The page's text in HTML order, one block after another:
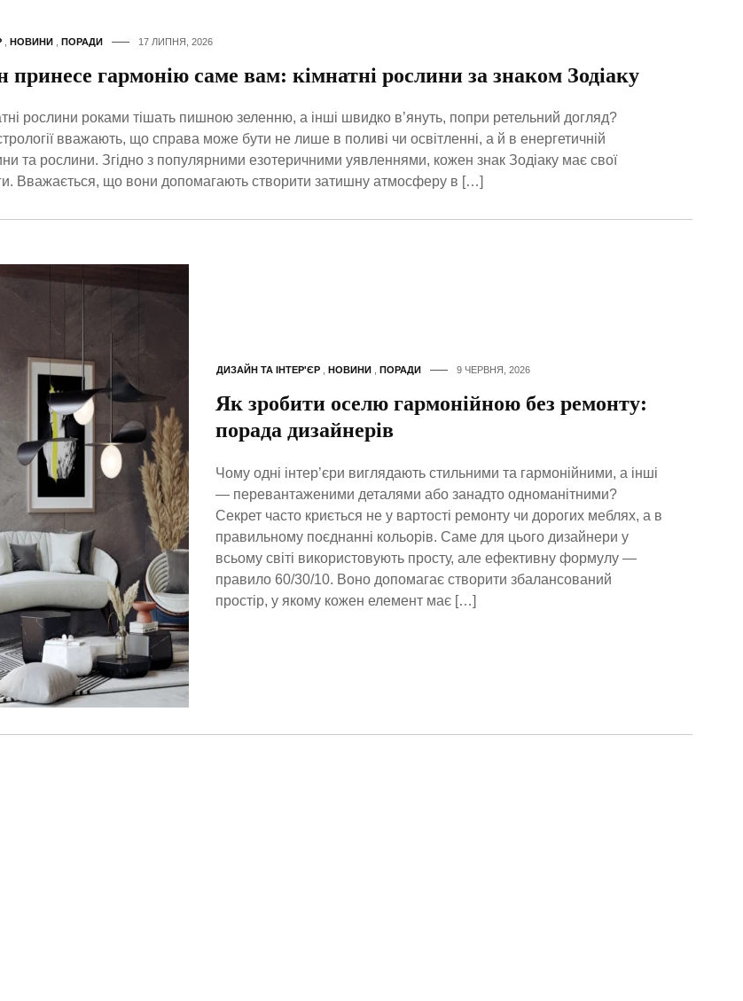
, НОВИНИ, ПОРАДИ 17 ЛИПНЯ, 2026
принесе гармонію саме вам: кімнатні рослини за знаком Зодіаку
рослини роками тішать пишною зеленню, а інші швидко в’януть, попри ретельний догляд?
вважають, що справа може бути не лише в поливі чи освітленні, а й в енергетичній
та рослини. Згідно з популярними езотеричними уявленнями, кожен знак Зодіаку має свої
Вважається, що вони допомагають створити затишну атмосферу в […]
ДИЗАЙН ТА ІНТЕР'ЄР, НОВИНИ , ПОРАДИ 9 ЧЕРВНЯ, 2026
Як зробити оселю гармонійною без ремонту:
порада дизайнерів
Чому одні інтер’єри виглядають стильними та гармонійними, а інші
— перевантаженими деталями або занадто одноманітними?
Секрет часто криється не у вартості ремонту чи дорогих меблях, а в
правильному поєднанні кольорів. Саме для цього дизайнери у
всьому світі використовують просту, але ефективну формулу —
правило 60/30/10. Воно допомагає створити збалансований
простір, у якому кожен елемент має […]